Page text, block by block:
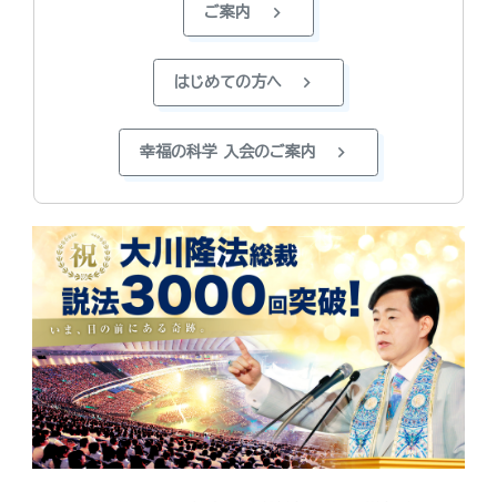
ご案内 chevron_right
はじめての方へ chevron_right
幸福の科学 入会のご案内 chevron_right